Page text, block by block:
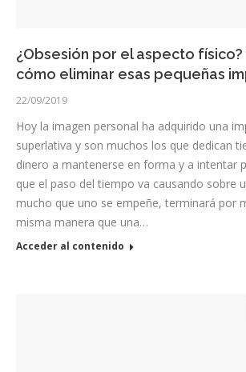
¿Obsesión por el aspecto
cómo eliminar esas pequeñas
22/09/2019
Hoy la imagen personal ha adquirido una
superlativa y son muchos los que dedican
dinero a mantenerse en forma y a intentar
que el paso del tiempo va causando sobre
mucho que uno se empeñe, terminará por
misma manera que una…
Acceder al contenido